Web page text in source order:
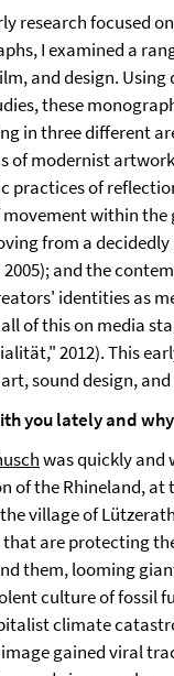
research focused
I examined a
and design. Using
these
in three different
of modernist
practices of
within
from a
and the
identities as
of this on media
2012). This
sound design,
you lately and
was quickly and
of the Rhineland, at
village of
are protecting
them, looming
culture of fossil
climate
gained viral